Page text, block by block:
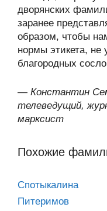
дворянских
заранее
образом, чтобы
нормы этикета, не
благородных
— Константин
телеведущий,
марксист
Похожие
Спотыкалина
Питеримов